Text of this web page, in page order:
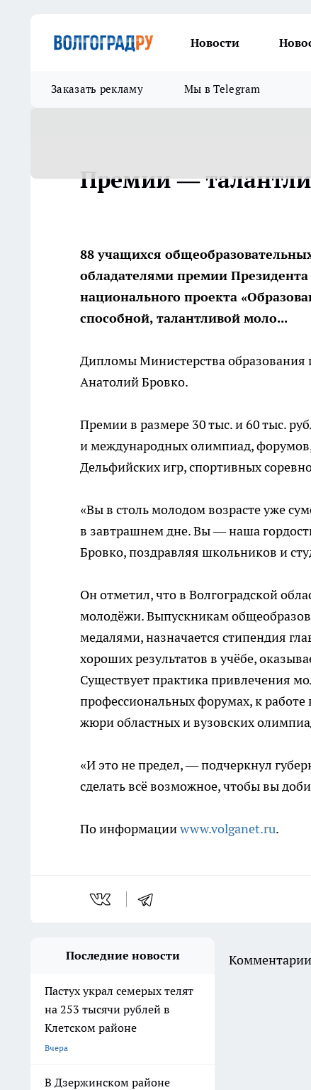
Новости
Заказать рекламу Мы в Telegram
Премии —
88 учащихся
обладателями премии
национального проекта
способной, талантливой моло...
Дипломы Министерства образования
Анатолий Бровко.
Премии в размере 30 тыс. и 60 тыс.
и международных олимпиад,
Дельфийских игр, спортивных
«Вы в столь молодом возрасте уже
в завтрашнем дне. Вы — наша
Бровко, поздравляя школьников и
Он отметил, что в Волгоградской
молодёжи. Выпускникам
медалями, назначается стипендия
хороших результатов в учёбе,
Существует практика привлечения
профессиональных форумах, к работе
жюри областных и вузовских
«И это не предел, — подчеркнул
сделать всё возможное, чтобы вы
По информацииwww.volganet.ru.
Последние новости
Пастух украл семерых телят
на 253 тысячи рублей в
Клетском районе
Вчера
В Дзержинском районе